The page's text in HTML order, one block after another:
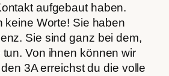
aufgebaut haben.
keine Worte! Sie haben
Sie sind ganz bei dem,
Von ihnen können wir
3A erreichst du die volle